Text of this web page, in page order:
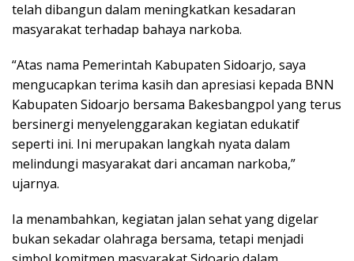
telah dibangun dalam meningkatkan kesadaran
masyarakat terhadap bahaya narkoba.
“Atas nama Pemerintah Kabupaten Sidoarjo, saya
mengucapkan terima kasih dan apresiasi kepada BNN
Kabupaten Sidoarjo bersama Bakesbangpol yang terus
bersinergi menyelenggarakan kegiatan edukatif
seperti ini. Ini merupakan langkah nyata dalam
melindungi masyarakat dari ancaman narkoba,”
ujarnya.
Ia menambahkan, kegiatan jalan sehat yang digelar
bukan sekadar olahraga bersama, tetapi menjadi